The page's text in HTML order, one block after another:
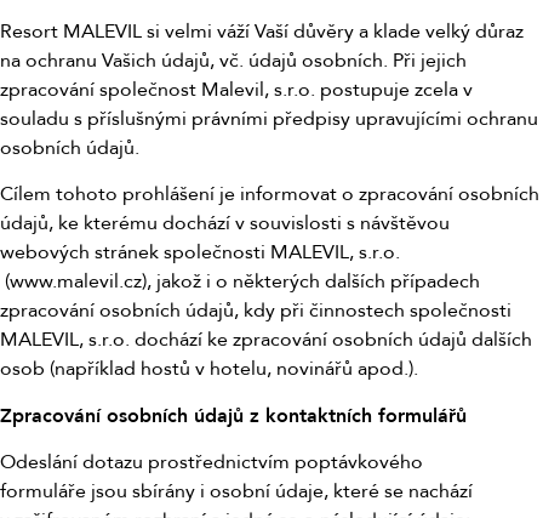
Resort MALEVIL si velmi váží Vaší důvěry a klade velký důraz
na ochranu Vašich údajů, vč. údajů osobních. Při jejich
zpracování společnost Malevil, s.r.o. postupuje zcela v
souladu s příslušnými právními předpisy upravujícími ochranu
osobních údajů.
Cílem tohoto prohlášení je informovat o zpracování osobních
údajů, ke kterému dochází v souvislosti s návštěvou
webových stránek společnosti MALEVIL, s.r.o.
(www.malevil.cz), jakož i o některých dalších případech
zpracování osobních údajů, kdy při činnostech společnosti
MALEVIL, s.r.o. dochází ke zpracování osobních údajů dalších
osob (například hostů v hotelu, novinářů apod.).
Zpracování osobních údajů z kontaktních formulářů
Odeslání dotazu prostřednictvím poptávkového
formuláře jsou sbírány i osobní údaje, které se nachází